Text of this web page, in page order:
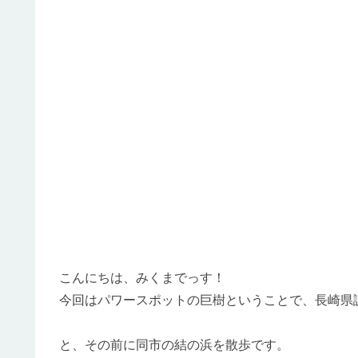
こんにちは、みくまでっす！
今回はパワースポットの巨樹ということで、長崎県
と、その前に同市の結の浜を散歩です。